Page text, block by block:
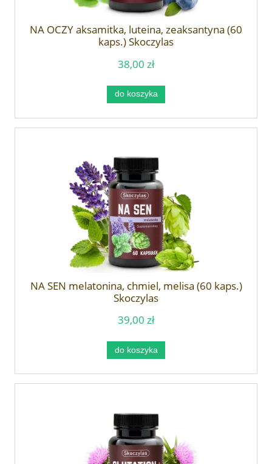
NA OCZY aksamitka, luteina, zeaksantyna (60
kaps.) Skoczylas
38,00 zł
do koszyka
NA SEN melatonina, chmiel, melisa (60 kaps.)
Skoczylas
39,00 zł
do koszyka